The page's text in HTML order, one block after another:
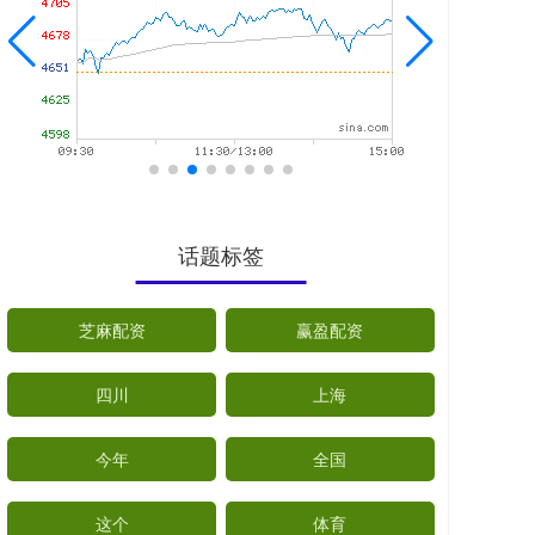
话题标签
芝麻配资 赢盈配资
四川 上海
今年 全国
这个 体育